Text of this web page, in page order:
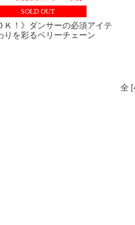
SOLD OUT
Ｋ！》ダンサーの必須アイテ
りを彩るベリーチェーン
全